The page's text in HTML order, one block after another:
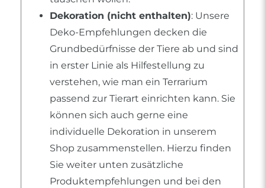
Dekoration (nicht enthalten): Unsere
Deko-Empfehlungen decken die
Grundbedürfnisse der Tiere ab und sind
in erster Linie als Hilfestellung zu
verstehen, wie man ein Terrarium
passend zur Tierart einrichten kann. Sie
können sich auch gerne eine
individuelle Dekoration in unserem
Shop zusammenstellen. Hierzu finden
Sie weiter unten zusätzliche
Produktempfehlungen und bei den